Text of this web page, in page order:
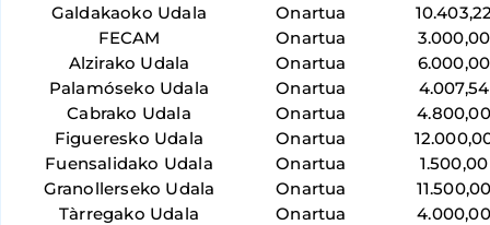
Galdakaoko Udala
Onartua
FECAM
Onartua
3.000,00
Alzirako Udala
Onartua
6.000,00
Palamóseko Udala
Onartua
4.007,54
Cabrako Udala
Onartua
4.800,00
Figueresko Udala
Onartua
Fuensalidako Udala
Onartua
1.500,00
Granollerseko Udala
Onartua
Tàrregako Udala
Onartua
4.000,00